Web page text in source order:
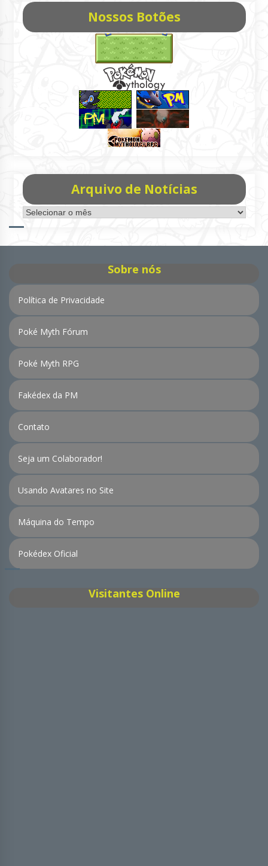
Nossos Botões
Arquivo de Notícias
Arquivo
de
Sobre nós
Política de Privacidade
Poké Myth Fórum
Poké Myth RPG
Fakédex da PM
Contato
Seja um Colaborador!
Usando Avatares no Site
Máquina do Tempo
Pokédex Oficial
Visitantes Online